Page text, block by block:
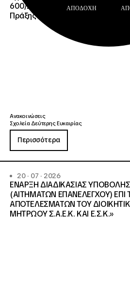
600/2355/13042/08-05-2026
Πράξης «Σχολεία Δεύτερης
Ανακοινώσεις
Σχολεία Δεύτερης Ευκαιρίας
Περισσότερα
20 · 07 · 2026
ΕΝΑΡΞΗ ΔΙΑΔΙΚΑΣΙΑΣ
(ΑΙΤΗΜΑΤΩΝ ΕΠΑΝΕΛΕΓΧΟΥ) ΕΠΙ
ΑΠΟΤΕΛΕΣΜΑΤΩΝ ΤΟΥ
ΜΗΤΡΩΟΥ Σ.Α.Ε.Κ. ΚΑΙ Ε.Σ.Κ.»
ΑΠΟΔΟΧΉ